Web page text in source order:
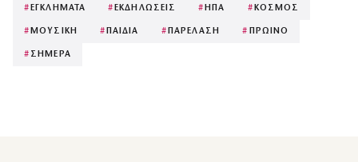
# ΕΓΚΛΗΜΑΤΑ # ΕΚΔΗΛΩΣΕΙΣ # ΗΠΑ # ΚΟΣΜΟΣ
# ΜΟΥΣΙΚΗ # ΠΑΙΔΙΑ # ΠΑΡΕΛΑΣΗ # ΠΡΩΙΝΟ
# ΣΗΜΕΡΑ